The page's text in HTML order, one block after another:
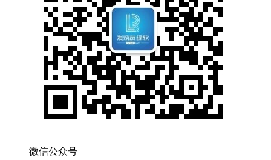
微信公众号